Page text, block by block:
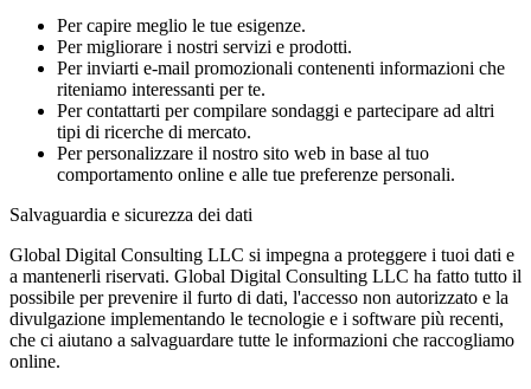
Per capire meglio le tue esigenze.
Per migliorare i nostri servizi e prodotti.
Per inviarti e-mail promozionali contenenti informazioni che
riteniamo interessanti per te.
Per contattarti per compilare sondaggi e partecipare ad altri
tipi di ricerche di mercato.
Per personalizzare il nostro sito web in base al tuo
comportamento online e alle tue preferenze personali.
Salvaguardia e sicurezza dei dati
Global Digital Consulting LLC si impegna a proteggere i tuoi dati e
a mantenerli riservati. Global Digital Consulting LLC ha fatto tutto il
possibile per prevenire il furto di dati, l'accesso non autorizzato e la
divulgazione implementando le tecnologie e i software più recenti,
che ci aiutano a salvaguardare tutte le informazioni che raccogliamo
online.